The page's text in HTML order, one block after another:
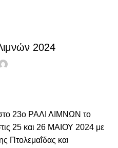
2024
23ο ΡΑΛΙ ΛΙΜΝΩΝ το
25 και 26 ΜΑΙΟΥ 2024 με
Πτολεμαΐδας και